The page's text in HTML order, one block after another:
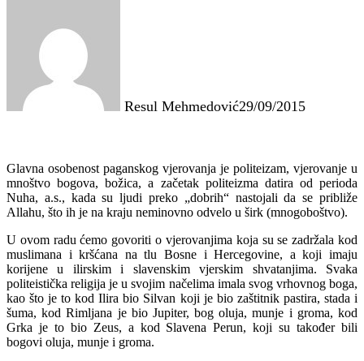
Resul Mehmedović29/09/2015
Glavna osobenost paganskog vjerovanja je politeizam, vjerovanje u
mnoštvo bogova, božica, a začetak politeizma datira od perioda
Nuha, a.s., kada su ljudi preko „dobrih“ nastojali da se približe
Allahu, što ih je na kraju neminovno odvelo u širk (mnogoboštvo).
U ovom radu ćemo govoriti o vjerovanjima koja su se zadržala kod
muslimana i kršćana na tlu Bosne i Hercegovine, a koji imaju
korijene u ilirskim i slavenskim vjerskim shvatanjima. Svaka
politeistička religija je u svojim načelima imala svog vrhovnog boga,
kao što je to kod Ilira bio Silvan koji je bio zaštitnik pastira, stada i
šuma, kod Rimljana je bio Jupiter, bog oluja, munje i groma, kod
Grka je to bio Zeus, a kod Slavena Perun, koji su također bili
bogovi oluja, munje i groma.